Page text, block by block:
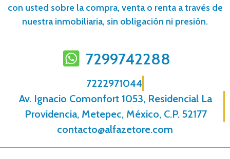
con usted sobre la compra, venta o renta a través de
nuestra inmobiliaria, sin obligación ni presión.
7299742288
7222971044
Av. Ignacio Comonfort 1053, Residencial La
Providencia, Metepec, México, C.P. 52177
contacto@alfazetore.com